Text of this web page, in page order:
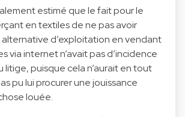
estimé que le fait pour le
en textiles de ne pas avoir
d’exploitation en vendant
via internet n’avait pas d’incidence
litige, puisque cela n’aurait en tout
pu lui procurer une jouissance
louée.